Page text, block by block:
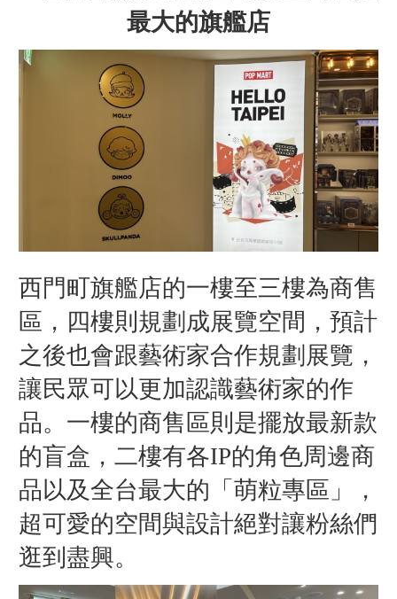
最大的旗艦店
西門町旗艦店的一樓至三樓為商售
區，四樓則規劃成展覽空間，預計
之後也會跟藝術家合作規劃展覽，
讓民眾可以更加認識藝術家的作
品。一樓的商售區則是擺放最新款
的盲盒，二樓有各IP的角色周邊商
品以及全台最大的「萌粒專區」，
超可愛的空間與設計絕對讓粉絲們
逛到盡興。